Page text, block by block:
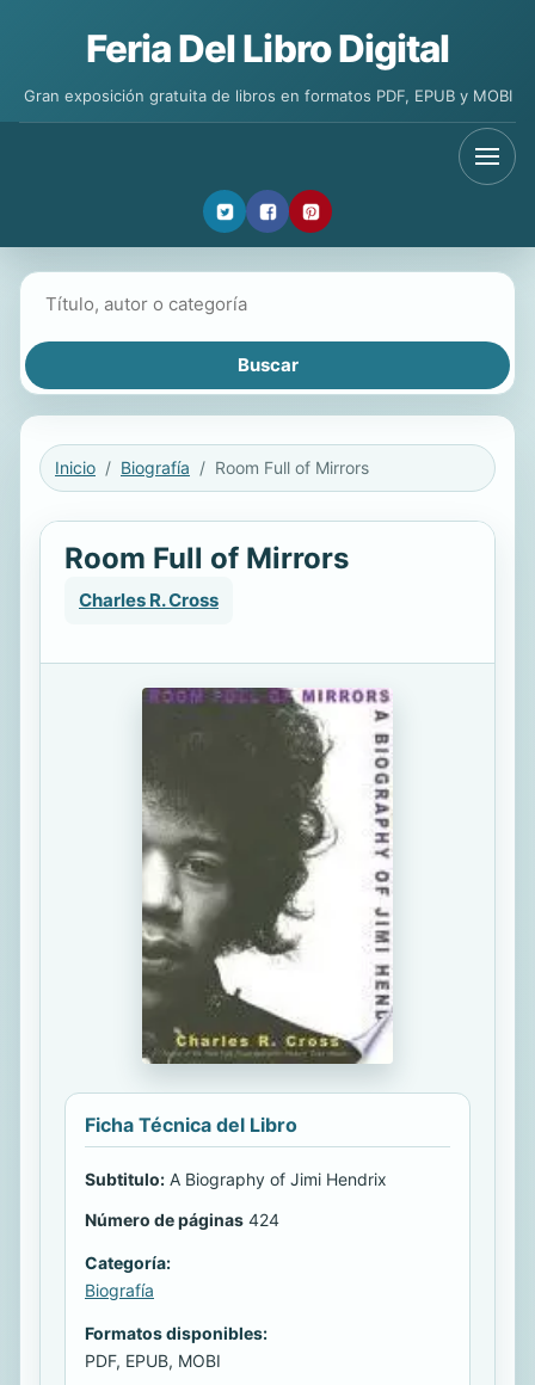
Feria Del Libro Digital
Gran exposición gratuita de libros en formatos PDF, EPUB y MOBI
Inicio Biografía Room Full of Mirrors
Room Full of Mirrors
Charles R. Cross
Ficha Técnica del Libro
Subtitulo: A Biography of Jimi Hendrix
Número de páginas 424
Categoría:
Biografía
Formatos disponibles:
PDF, EPUB, MOBI